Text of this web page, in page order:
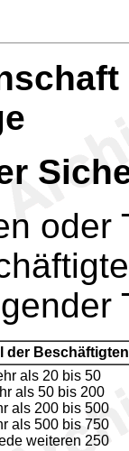
oder
der Beschäftigten
als 20 bis 50
als 50 bis 200
als 200 bis 500
als 500 bis 750
weiteren 250